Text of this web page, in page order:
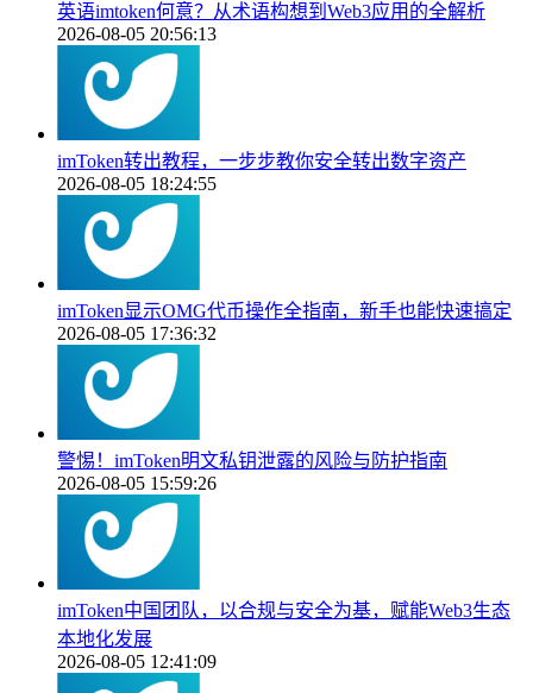
英语imtoken何意？从术语构想到Web3应用的全解析
2026-08-05 20:56:13
imToken转出教程，一步步教你安全转出数字资产
2026-08-05 18:24:55
imToken显示OMG代币操作全指南，新手也能快速搞定
2026-08-05 17:36:32
警惕！imToken明文私钥泄露的风险与防护指南
2026-08-05 15:59:26
imToken中国团队，以合规与安全为基，赋能Web3生态
本地化发展
2026-08-05 12:41:09